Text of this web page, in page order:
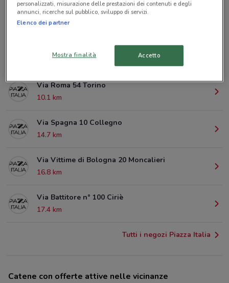
9.8 km
Via Roma 54 Torino
10.1 km
Via Spagna 10 Collegno
14.7 km
Via Vittime di Bologna 20 Moncalieri
16.8 km
Via Battitore n° 100 Ciriè
17.4 km
Tutti i negozi Piazza Italia
Catene con offerte attive nelle vicinanze
personalizzati, misurazione delle prestazioni dei contenuti e degli
annunci, ricerche sul pubblico, sviluppo di servizi.
Elenco dei partner
Mostra finalità Accetto